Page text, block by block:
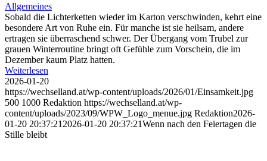
Allgemeines
Sobald die Lichterketten wieder im Karton verschwinden, kehrt eine
besondere Art von Ruhe ein. Für manche ist sie heilsam, andere
ertragen sie überraschend schwer. Der Übergang vom Trubel zur
grauen Winterroutine bringt oft Gefühle zum Vorschein, die im
Dezember kaum Platz hatten.
Weiterlesen
2026-01-20
https://wechselland.at/wp-content/uploads/2026/01/Einsamkeit.jpg
500 1000 Redaktion https://wechselland.at/wp-
content/uploads/2023/09/WPW_Logo_menue.jpg Redaktion2026-
01-20 20:37:21 2026-01-20 20:37:21Wenn nach den Feiertagen die
Stille bleibt